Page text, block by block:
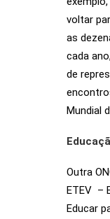
voltar
as
cada
de
Mundial
Outra
ETEV –
Educar